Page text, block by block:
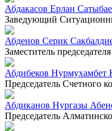
Абдакасов Ерлан
Заведующий
Абденов Серик
Заместитель
Абдибеков Нурмухамбет
Председатель Счетного
Абдиканов Нургазы
Председатель